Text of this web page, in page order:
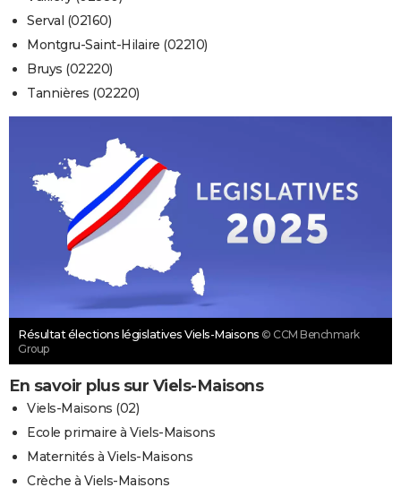
Serval (02160)
Montgru-Saint-Hilaire (02210)
Bruys (02220)
Tannières (02220)
Résultat élections législatives Viels-Maisons © CCM Benchmark
Group
En savoir plus sur Viels-Maisons
Viels-Maisons (02)
Ecole primaire à Viels-Maisons
Maternités à Viels-Maisons
Crèche à Viels-Maisons